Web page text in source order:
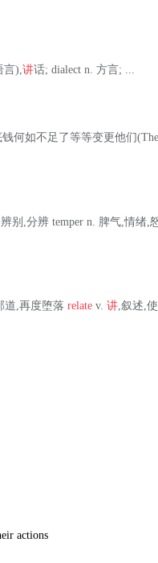
言),讲话; dialect n. 方言; ...
何如不足了等等变更他们
别,分辨 temper n. 脾气,情绪,
道,再度堕落relate v.讲,叙述,
actions